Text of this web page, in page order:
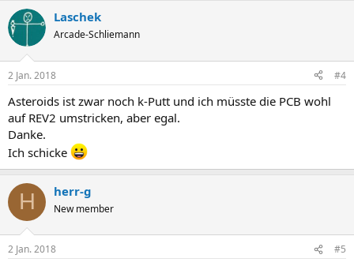
Laschek
Arcade-Schliemann
2 Jan. 2018 #4
Asteroids ist zwar noch k-Putt und ich müsste die PCB wohl
auf REV2 umstricken, aber egal.
Danke.
Ich schicke
H herr-g
New member
2 Jan. 2018 #5